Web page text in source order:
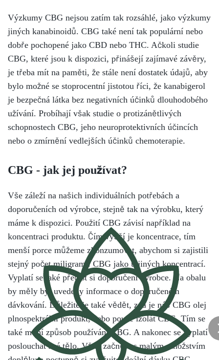
Výzkumy CBG nejsou zatím tak rozsáhlé, jako výzkumy
jiných kanabinoidů. CBG také není tak populární nebo
dobře pochopené jako CBD nebo THC. Ačkoli studie
CBG, které jsou k dispozici, přinášejí zajímavé závěry,
je třeba mít na paměti, že stále není dostatek údajů, aby
bylo možné se stoprocentní jistotou říci, že kanabigerol
je bezpečná látka bez negativních účinků dlouhodobého
užívání. Probíhají však studie o protizánětlivých
schopnostech CBG, jeho neuroprotektivních účincích
nebo o zmírnění vedlejších účinků chemoterapie.
CBG - jak jej používat?
Vše záleží na našich individuálních potřebách a
doporučeních od výrobce, stejně tak na výrobku, který
máme k dispozici. Použití CBG závisí například na
koncentraci produktu. Čím vyšší je koncentrace, tím
menší porce můžeme zkonzumovat, abychom si zajistili
stejný počet miligramů CBG jako u jiných koncentrací.
Vyplatí se také přečíst si doporučení výrobce. Na obalu
by měly být uvedeny informace o doporučeném
dávkování. Důležité je také vědět, zda je náš CBG olej
plnospektrální produkt, nebo pouze izolát CBG. Tím se
také mění způsob používání CBG. A nakonec se vyplatí
poslouchat své tělo. Vždy začněte s malým množstvím